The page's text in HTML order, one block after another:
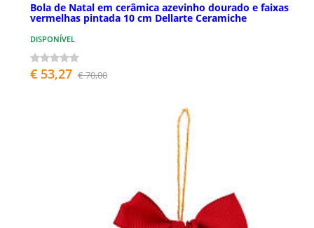
Bola de Natal em cerâmica azevinho dourado e faixas
vermelhas pintada 10 cm Dellarte Ceramiche
DISPONÍVEL
€ 53,27 € 70,00